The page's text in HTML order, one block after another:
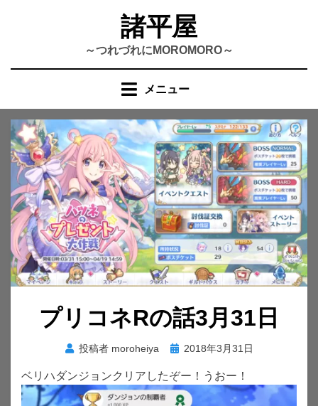
諸平屋
～つれづれにMOROMORO～
メニュー
プリコネRの話3月31日
投稿者 moroheiya
投
日:
2018年3月31日
ベリハダンジョンクリアしたぞー！うおー！